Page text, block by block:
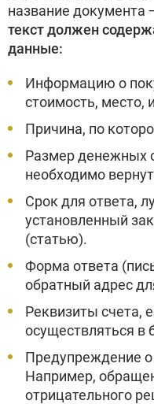
название документа
текст должен
данные:
Информацию о
стоимость, место,
Причина, по
Размер денежных
необходимо
Срок для ответа,
установленный
(статью).
Форма ответа
обратный адрес
Реквизиты счета,
осуществляться в
Предупреждение
Например,
отрицательного